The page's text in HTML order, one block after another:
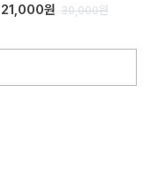
21,000원 30,000원